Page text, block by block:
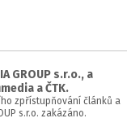
GROUP s.r.o., a
a ČTK.
zpřístupňování článků a
s.r.o. zakázáno.